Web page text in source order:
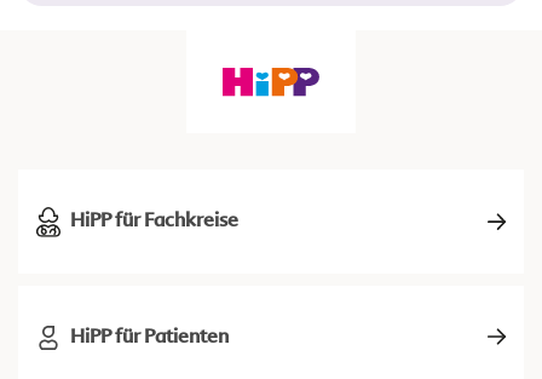
HiPP für Fachkreise
HiPP für Patienten